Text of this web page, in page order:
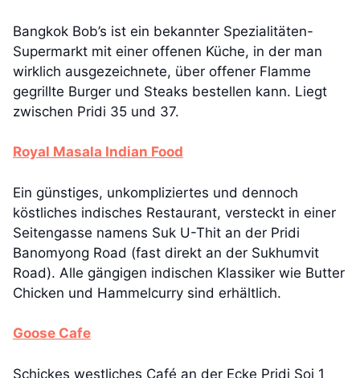
Bangkok Bob’s ist ein bekannter Spezialitäten-
Supermarkt mit einer offenen Küche, in der man
wirklich ausgezeichnete, über offener Flamme
gegrillte Burger und Steaks bestellen kann. Liegt
zwischen Pridi 35 und 37.
Royal Masala Indian Food
Ein günstiges, unkompliziertes und dennoch
köstliches indisches Restaurant, versteckt in einer
Seitengasse namens Suk U-Thit an der Pridi
Banomyong Road (fast direkt an der Sukhumvit
Road). Alle gängigen indischen Klassiker wie Butter
Chicken und Hammelcurry sind erhältlich.
Goose Cafe
Schickes westliches Café an der Ecke Pridi Soi 1